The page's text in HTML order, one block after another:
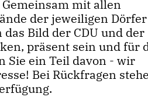
mit allen
der jeweiligen Dörfer
Bild der CDU und der
präsent sein und für
Sie ein Teil davon - wir
Bei Rückfragen